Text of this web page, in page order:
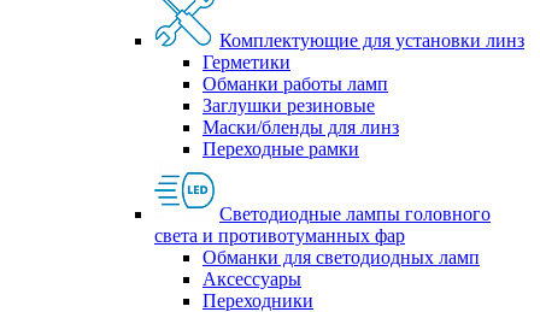
Комплектующие для установки линз
Герметики
Обманки работы ламп
Заглушки резиновые
Маски/бленды для линз
Переходные рамки
Светодиодные лампы головного
света и противотуманных фар
Обманки для светодиодных ламп
Аксессуары
Переходники